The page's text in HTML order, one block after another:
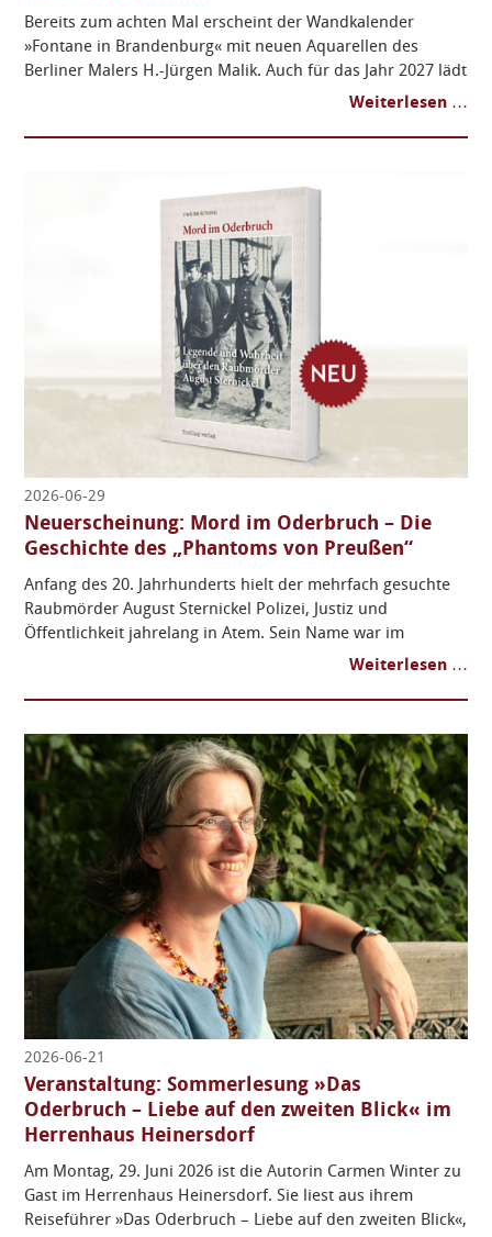
Bereits zum achten Mal erscheint der Wandkalender
»Fontane in Brandenburg« mit neuen Aquarellen des
Berliner Malers H.-Jürgen Malik. Auch für das Jahr 2027 lädt
er dazu ein, Monat für Monat auf eine literarischeWeiterlesen …
2026-06-29
Neuerscheinung: Mord im Oderbruch – Die
Geschichte des „Phantoms von Preußen“
Anfang des 20. Jahrhunderts hielt der mehrfach gesuchte
Raubmörder August Sternickel Polizei, Justiz und
Öffentlichkeit jahrelang in Atem. Sein Name war im
gesamten Deutschen Kaiserreich bekannt. Der Autor Uwe
wie sorgfältig recherchierte Aufarbeitung dieses
Weiterlesen …
2026-06-21
Veranstaltung: Sommerlesung »Das
Oderbruch – Liebe auf den zweiten Blick« im
Herrenhaus Heinersdorf
Am Montag, 29. Juni 2026 ist die Autorin Carmen Winter zu
Gast im Herrenhaus Heinersdorf. Sie liest aus ihrem
Reiseführer »Das Oderbruch – Liebe auf den zweiten Blick«,